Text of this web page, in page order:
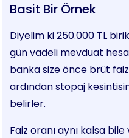
Basit Bir Örnek
Diyelim ki 250.000 TL
gün vadeli mevduat
banka size önce brüt
ardından stopaj
belirler.
Faiz oranı aynı kalsa